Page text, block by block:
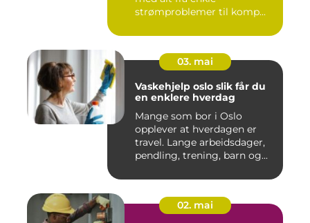
strømproblemer til komp...
03. mai
Vaskehjelp oslo slik får du
en enklere hverdag
Mange som bor i Oslo
opplever at hverdagen er
travel. Lange arbeidsdager,
pendling, trening, barn og...
02. mai